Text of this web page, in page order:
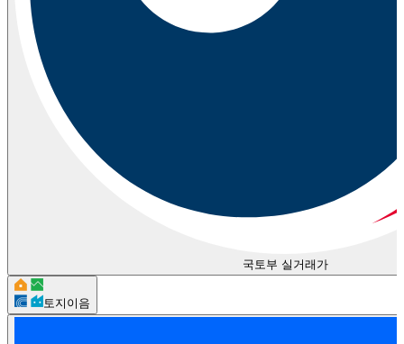
국토부 실거래가
토지이음